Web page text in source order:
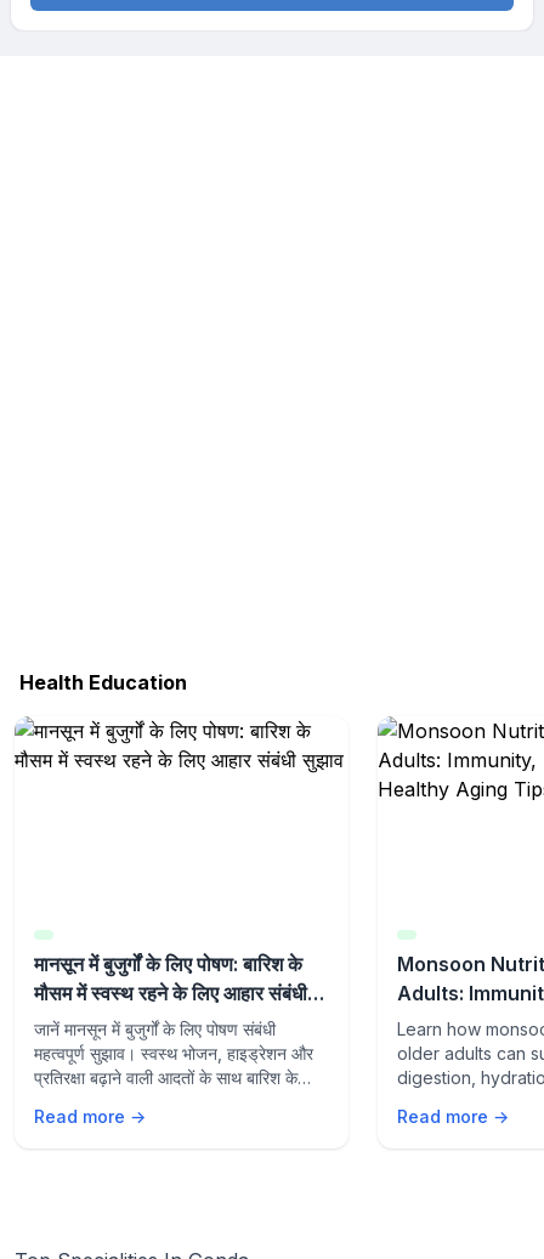
Health Education
मानसून में बुजुर्गों के लिए पोषण: बारिश के
मौसम में स्वस्थ रहने के लिए आहार संबंधी
सुझाव
जानें मानसून में बुजुर्गों के लिए पोषण संबंधी
महत्वपूर्ण सुझाव। स्वस्थ भोजन, हाइड्रेशन और
प्रतिरक्षा बढ़ाने वाली आदतों के साथ बारिश के
Read more →
Monsoon
Adults:
and Healthy
Learn how
older adults can
digestion,
lifestyle habits
Read more →